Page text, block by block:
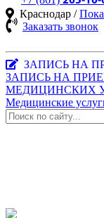
Краснодар /
Заказать звонок
ЗАПИСЬ НА
ЗАПИСЬ НА
МЕДИЦИНСКИХ
Медицинские